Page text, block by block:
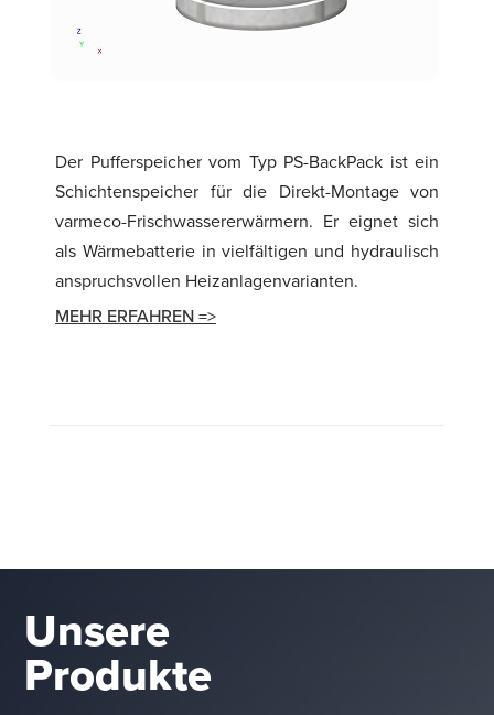
Der Pufferspeicher vom Typ PS-BackPack ist ein
Schichtenspeicher für die Direkt-Montage von
varmeco-Frischwassererwärmern. Er eignet sich
als Wärmebatterie in vielfältigen und hydraulisch
anspruchsvollen Heizanlagenvarianten.
MEHR ERFAHREN =>
Unsere
Produkte